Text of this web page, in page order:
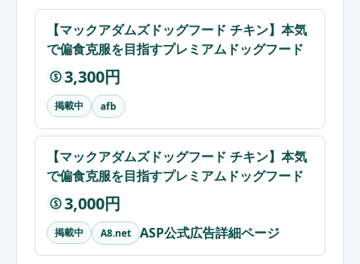
【マックアダムズドッグフード チキン】本気
で偏食克服を目指すプレミアムドッグフード
$ 3,300円
掲載中 afb
【マックアダムズドッグフード チキン】本気
で偏食克服を目指すプレミアムドッグフード
$ 3,000円
掲載中 A8.net ASP公式広告詳細ページ